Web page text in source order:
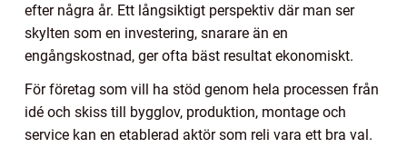
efter några år. Ett långsiktigt perspektiv där man ser
skylten som en investering, snarare än en
engångskostnad, ger ofta bäst resultat ekonomiskt.
För företag som vill ha stöd genom hela processen från
idé och skiss till bygglov, produktion, montage och
service kan en etablerad aktör som reli vara ett bra val.